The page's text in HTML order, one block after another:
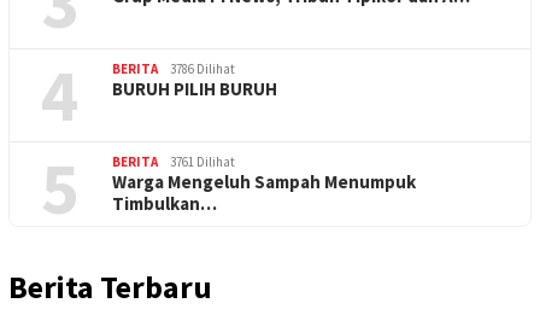
4 BERITA 3786 Dilihat
BURUH PILIH BURUH
5 BERITA 3761 Dilihat
Warga Mengeluh Sampah Menumpuk
Timbulkan…
Berita Terbaru